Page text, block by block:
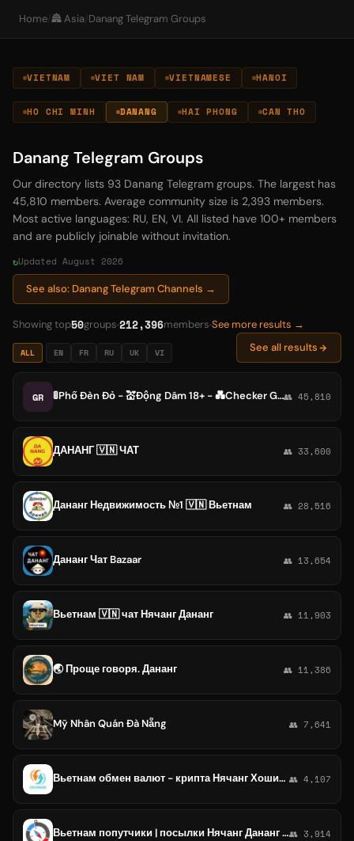
Home/🏯 Asia/ Danang Telegram Groups
VIETNAM VIET NAM VIETNAMESE HANOI
HO CHI MINH DANANG HAI PHONG CAN THO
Danang Telegram Groups
Our directory lists 93 Danang Telegram groups. The largest has
45,810 members. Average community size is 2,393 members.
Most active languages: RU, EN, VI. All listed have 100+ members
and are publicly joinable without invitation.
Updated August 2026
See also: Danang Telegram Channels →
Showing top50groups 212,396members See more results →
ALL EN FR RU UK VI See all results
GR 🚦Phố Đèn Đỏ - 💒Động Dâm 18+ - 💑Checker Gái Gọi Đà Nẵng PGA👥 45,810
ДАНАНГ 🇻🇳 ЧАТ 👥 33,600
Дананг Недвижимость №1 🇻🇳 Вьетнам 👥 28,516
Дананг Чат Bazaar 👥 13,654
Вьетнам 🇻🇳 чат Нячанг Дананг 👥 11,903
🌏 Проще говоря. Дананг 👥 11,386
Mỹ Nhân Quán Đà Nẵng 👥 7,641
Вьетнам обмен валют - крипта Нячанг Хошимин Ханой Дананг Фукуок Муйне 👥 4,107
Вьетнам попутчики | посылки Нячанг Дананг Фукуок Ханой Хошимин Муйне👥 3,914